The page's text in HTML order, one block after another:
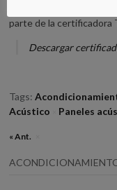
parte de la certificadora
Descargar
Tags:
Acústico
Paneles
« Ant.